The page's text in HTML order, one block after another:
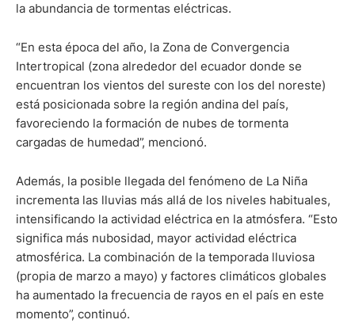
la abundancia de tormentas eléctricas.
“En esta época del año, la Zona de Convergencia
Intertropical (zona alrededor del ecuador donde se
encuentran los vientos del sureste con los del noreste)
está posicionada sobre la región andina del país,
favoreciendo la formación de nubes de tormenta
cargadas de humedad”, mencionó.
Además, la posible llegada del fenómeno de La Niña
incrementa las lluvias más allá de los niveles habituales,
intensificando la actividad eléctrica en la atmósfera. “Esto
significa más nubosidad, mayor actividad eléctrica
atmosférica. La combinación de la temporada lluviosa
(propia de marzo a mayo) y factores climáticos globales
ha aumentado la frecuencia de rayos en el país en este
momento”, continuó.